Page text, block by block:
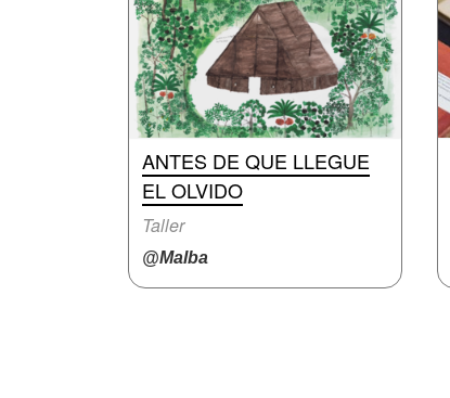
ANTES DE QUE LLEGUE
EL OLVIDO
Taller
@Malba